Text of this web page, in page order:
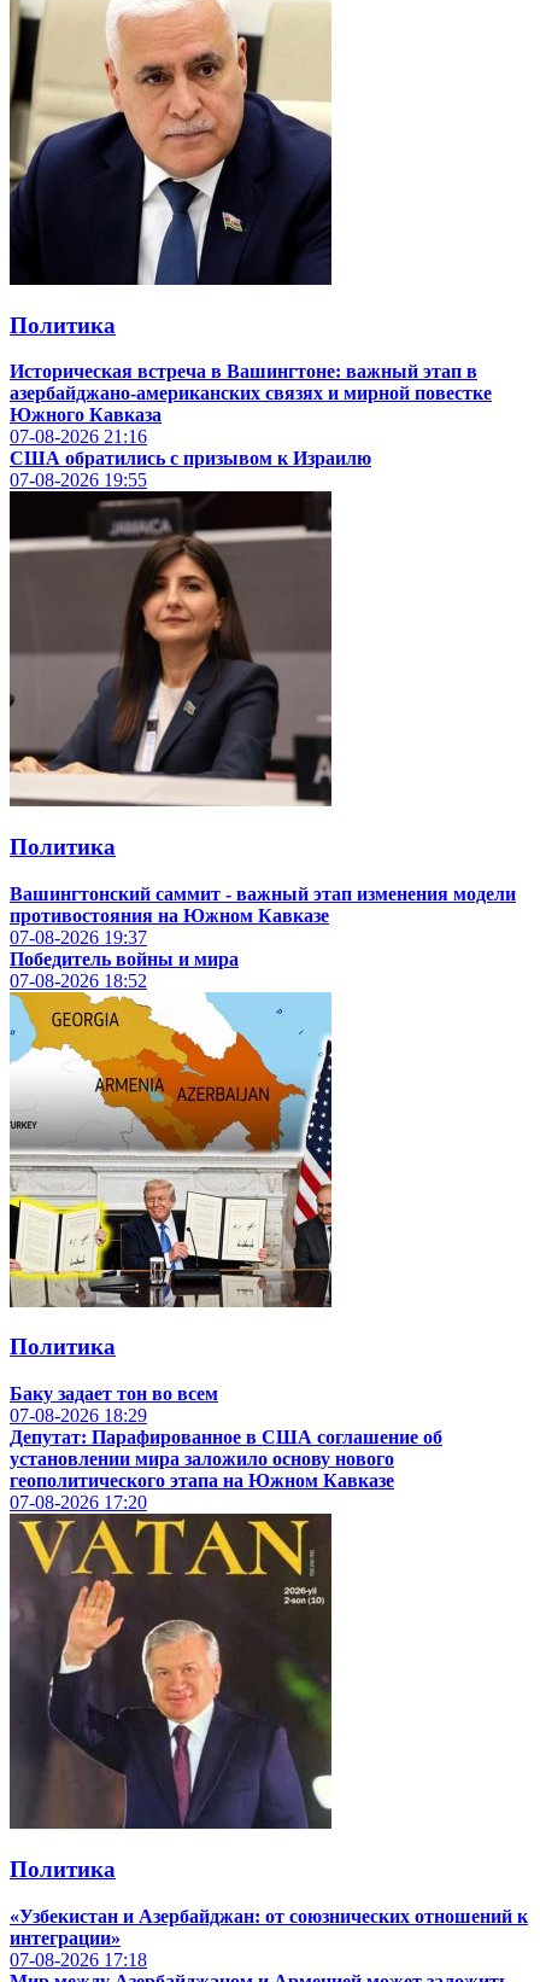
Политика
Историческая встреча в Вашингтоне: важный этап в
азербайджано-американских связях и мирной повестке
Южного Кавказа
07-08-2026 21:16
США обратились с призывом к Израилю
07-08-2026 19:55
Политика
Вашингтонский саммит - важный этап изменения модели
противостояния на Южном Кавказе
07-08-2026 19:37
Победитель войны и мира
07-08-2026 18:52
Политика
Баку задает тон во всем
07-08-2026 18:29
Депутат: Парафированное в США соглашение об
установлении мира заложило основу нового
геополитического этапа на Южном Кавказе
07-08-2026 17:20
Политика
«Узбекистан и Азербайджан: от союзнических отношений к
интеграции»
07-08-2026 17:18